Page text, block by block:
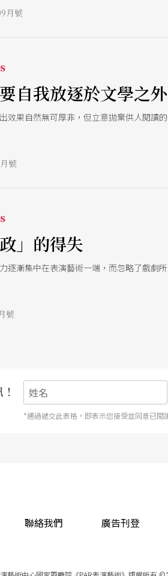
、4篇短篇小說、9首敘事詩、3首教學詩
1936） 詩人、劇作家、畫家、劇團導演。
月號
自我放逐於文學之
效果自然無可厚非，但立意拋棄供人閱讀
號
」的得失
逐漸集中在表演藝術一端，而忽略了戲劇
號
*通過遞交此表格，即表示您接受並同意已閱
聯絡我們 廣告刊登